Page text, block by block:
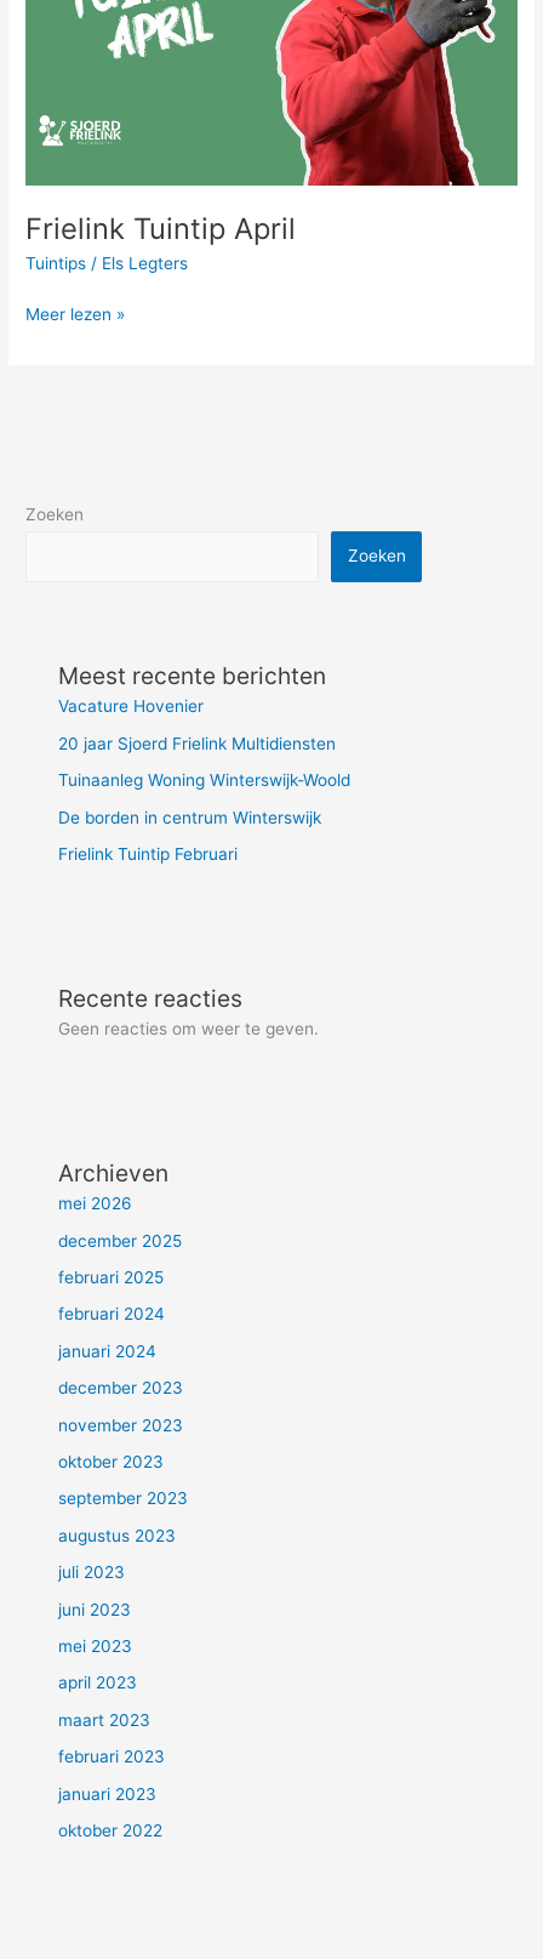
Frielink Tuintip April
Tuintips / Els Legters
Meer lezen »
Zoeken
Zoeken
Meest recente berichten
Vacature Hovenier
20 jaar Sjoerd Frielink Multidiensten
Tuinaanleg Woning Winterswijk-Woold
De borden in centrum Winterswijk
Frielink Tuintip Februari
Recente reacties
Geen reacties om weer te geven.
Archieven
mei 2026
december 2025
februari 2025
februari 2024
januari 2024
december 2023
november 2023
oktober 2023
september 2023
augustus 2023
juli 2023
juni 2023
mei 2023
april 2023
maart 2023
februari 2023
januari 2023
oktober 2022